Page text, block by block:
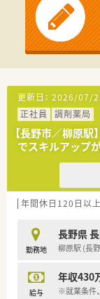
更新日： 2026/07/
正社員
調剤薬局
【長野市／柳原
でスキルアップ
年間休日120日以上
勤務地
長野県
柳原駅 (長
給与
年収430
※就業条件